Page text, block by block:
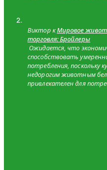
Виктор кМировое
торговля: Бройлеры
Ожидается, что
способствовать
потребления, поскольку
недорогим животным
привлекателен для